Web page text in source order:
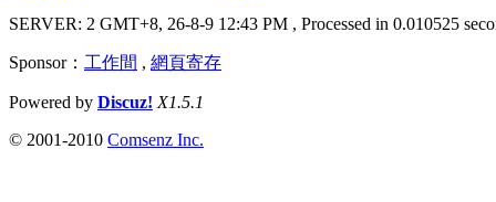
SERVER: 2 GMT+8, 26-8-9 12:43 PM , Processed in 0.010525
Sponsor： 工作間 , 網頁寄存
Powered by Discuz! X1.5.1
© 2001-2010 Comsenz Inc.